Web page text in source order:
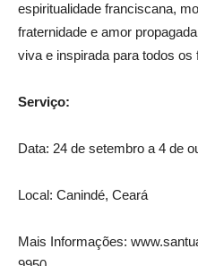
espiritualidade franciscana,
fraternidade e amor
viva e inspirada para todos os
Serviço:
Data: 24 de setembro a 4 de
Local: Canindé, Ceará
Mais Informações: